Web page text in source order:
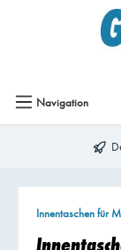
Navigation
Innentaschen für